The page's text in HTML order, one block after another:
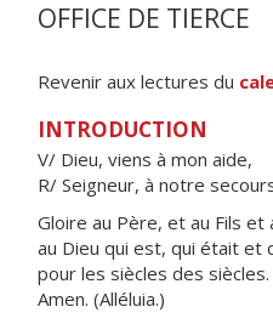
OFFICE DE TIERCE
Revenir aux lectures du
INTRODUCTION
V/ Dieu, viens à mon aide,
R/ Seigneur, à notre
Gloire au Père, et au Fils et
au Dieu qui est, qui était et
pour les siècles des siècles.
Amen. (Alléluia.)